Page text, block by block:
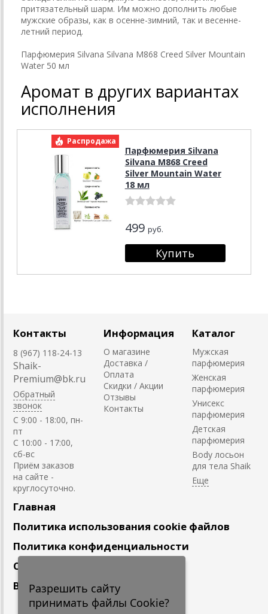
притязательный шарм. Им можно дополнить любые
мужские образы, как в осенне-зимний, так и весенне-
летний период.
Парфюмерия Silvana Silvana М868 Creed Silver Mountain
Water 50 мл
Аромат в других вариантах
исполнения
Распродажа
Парфюмерия Silvana
Silvana М868 Creed
Silver Mountain Water
18 мл
499 руб.
Контакты
8 (967) 118-24-13
Shaik-
Premium@bk.ru
Обратный
звонок
C 9:00 - 18:00, пн-
пт
С 10:00 - 17:00,
сб-вс
Приём заказов
на сайте -
круглосуточно.
Информация
О магазине
Доставка /
Оплата
Скидки / Акции
Отзывы
Контакты
Каталог
Мужская
парфюмерия
Женская
парфюмерия
Унисекс
парфюмерия
Детская
парфюмерия
Body лосьон
для тела Shaik
Главная
Политика использования cookie файлов
Политика конфиденциальности
Сотрудничество
Вакансии
Подпишитесь
Разрешить сайту
принимать файлы Cookie?